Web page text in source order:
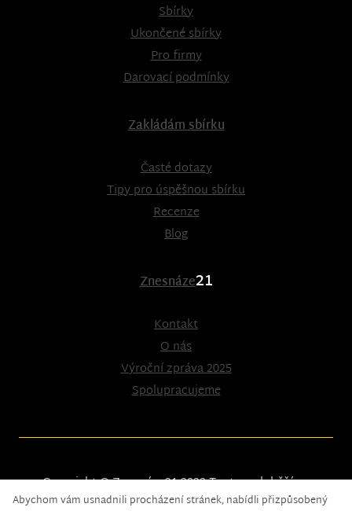
Sbírky
Ukončené sbírky
Pro firmy
Darovací podmínky
Zakládám sbírku
Časté dotazy
Tipy pro úspěšnou sbírku
Recenze
Blog
Znesnáze21
Kontakt
O nás
Výroční zpráva 2025
Spolupracujeme
Copyright © Znesnáze21 2023Tento web běží na
solidpixels.
Abychom vám usnadnili procházení stránek, nabídli přizpůsobený